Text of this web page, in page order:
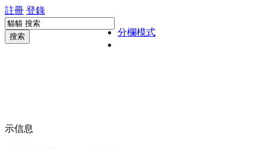
註冊 登錄
搜索 分欄模式
示信息